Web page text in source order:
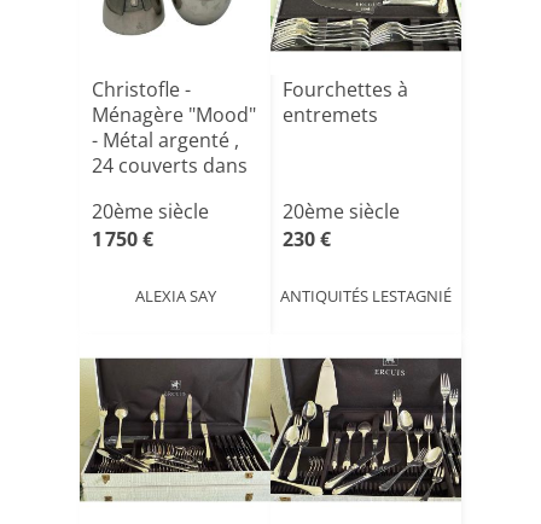
Christofle -
Ménagère "Mood"
- Métal argenté ,
24 couverts dans
20ème siècle
1 750 €
ALEXIA SAY
Fourchettes à
entremets
20ème siècle
230 €
ANTIQUITÉS LESTAGNIÉ